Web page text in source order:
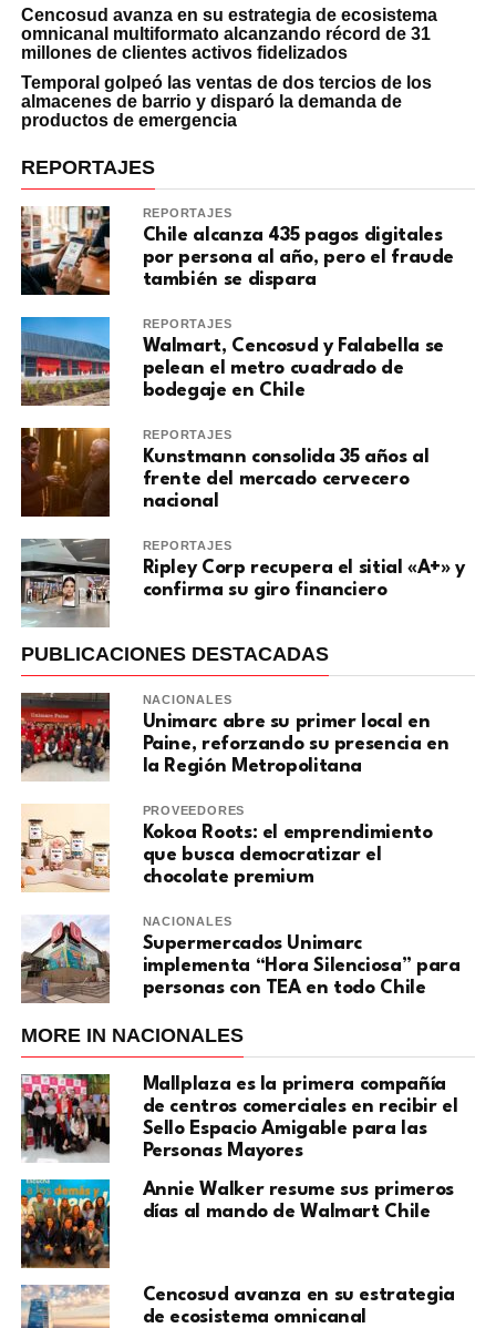
Cencosud avanza en su estrategia de ecosistema
omnicanal multiformato alcanzando récord de 31
millones de clientes activos fidelizados
Temporal golpeó las ventas de dos tercios de los
almacenes de barrio y disparó la demanda de
productos de emergencia
REPORTAJES
REPORTAJES
Chile alcanza 435 pagos digitales
por persona al año, pero el fraude
también se dispara
REPORTAJES
Walmart, Cencosud y Falabella se
pelean el metro cuadrado de
bodegaje en Chile
REPORTAJES
Kunstmann consolida 35 años al
frente del mercado cervecero
nacional
REPORTAJES
Ripley Corp recupera el sitial «A+» y
confirma su giro financiero
PUBLICACIONES DESTACADAS
NACIONALES
Unimarc abre su primer local en
Paine, reforzando su presencia en
la Región Metropolitana
PROVEEDORES
Kokoa Roots: el emprendimiento
que busca democratizar el
chocolate premium
NACIONALES
Supermercados Unimarc
implementa “Hora Silenciosa” para
personas con TEA en todo Chile
MORE IN NACIONALES
Mallplaza es la primera compañía
de centros comerciales en recibir el
Sello Espacio Amigable para las
Personas Mayores
Annie Walker resume sus primeros
días al mando de Walmart Chile
Cencosud avanza en su estrategia
de ecosistema omnicanal